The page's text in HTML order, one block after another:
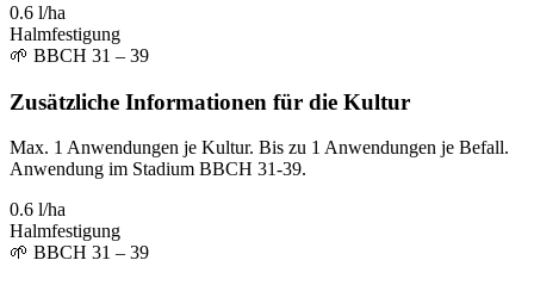
0.6 l/ha
Halmfestigung
🌱 BBCH 31 – 39
Zusätzliche Informationen für die Kultur
Max. 1 Anwendungen je Kultur. Bis zu 1 Anwendungen je Befall.
Anwendung im Stadium BBCH 31-39.
0.6 l/ha
Halmfestigung
🌱 BBCH 31 – 39